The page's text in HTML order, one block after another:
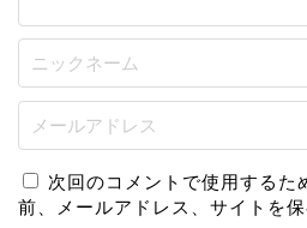
次回のコメントで使用するた
前、メールアドレス、サイトを保